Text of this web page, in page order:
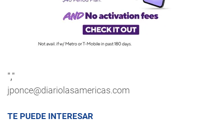
","
jponce@diariolasamericas.com
TE PUEDE INTERESAR